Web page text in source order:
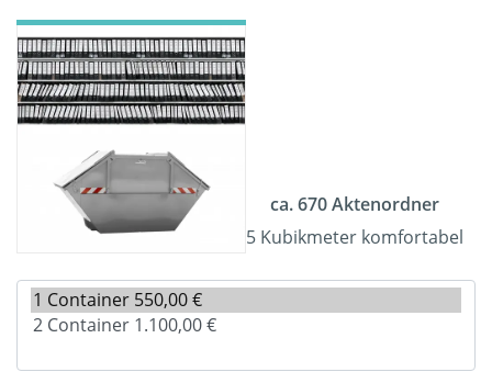
ca. 670 Aktenordner
5 Kubikmeter komfortabel